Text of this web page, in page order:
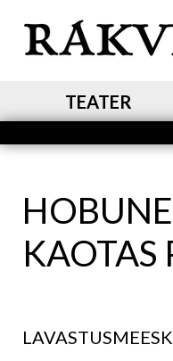
MAIN TEATER
KAOTAS